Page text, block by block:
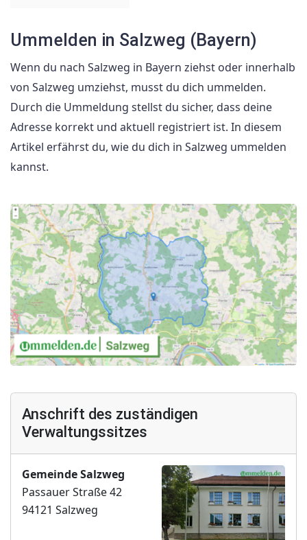
Ummelden in Salzweg (Bayern)
Wenn du nach Salzweg in Bayern ziehst oder innerhalb
von Salzweg umziehst, musst du dich ummelden.
Durch die Ummeldung stellst du sicher, dass deine
Adresse korrekt und aktuell registriert ist. In diesem
Artikel erfährst du, wie du dich in Salzweg ummelden
kannst.
Anschrift des zuständigen
Verwaltungssitzes
Gemeinde Salzweg
Passauer Straße 42
94121 Salzweg